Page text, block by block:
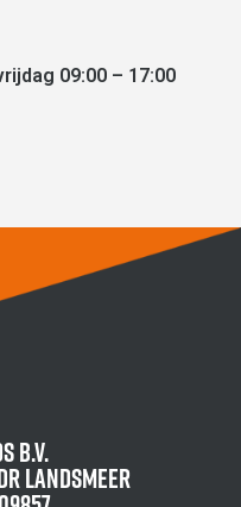
09:00 – 17:00
B.V.
Landsmeer